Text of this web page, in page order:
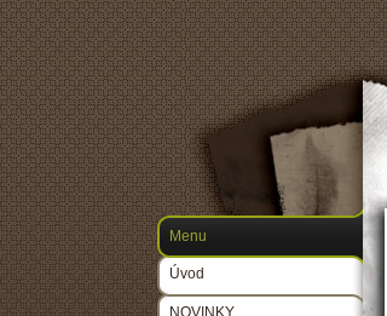
Menu
Úvod
NOVINKY